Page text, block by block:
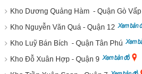
Kho Dương Quảng Hàm - Quận Gò Vấp
Kho Nguyễn Văn Quá - Quận 12
Kho Luỹ Bán Bích - Quận Tân Phú
Kho Đỗ Xuân Hợp - Quận 9